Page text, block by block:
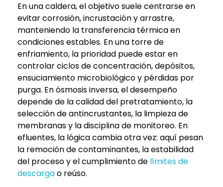
En una caldera, el objetivo suele centrarse en
evitar corrosión, incrustación y arrastre,
manteniendo la transferencia térmica en
condiciones estables. En una torre de
enfriamiento, la prioridad puede estar en
controlar ciclos de concentración, depósitos,
ensuciamiento microbiológico y pérdidas por
purga. En ósmosis inversa, el desempeño
depende de la calidad del pretratamiento, la
selección de antincrustantes, la limpieza de
membranas y la disciplina de monitoreo. En
efluentes, la lógica cambia otra vez: aquí pesan
la remoción de contaminantes, la estabilidad
del proceso y el cumplimiento de límites de
descargao reúso.